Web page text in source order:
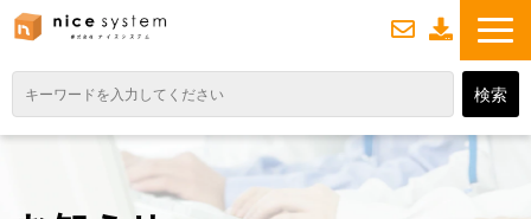
TOP
サービス紹介